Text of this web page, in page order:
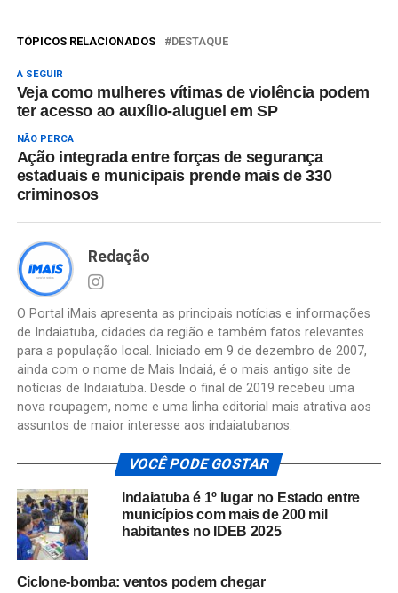
TÓPICOS RELACIONADOS DESTAQUE
A SEGUIR
Veja como mulheres vítimas de violência podem
ter acesso ao auxílio-aluguel em SP
NÃO PERCA
Ação integrada entre forças de segurança
estaduais e municipais prende mais de 330
criminosos
Redação
O Portal iMais apresenta as principais notícias e informações
de Indaiatuba, cidades da região e também fatos relevantes
para a população local. Iniciado em 9 de dezembro de 2007,
ainda com o nome de Mais Indaiá, é o mais antigo site de
notícias de Indaiatuba. Desde o final de 2019 recebeu uma
nova roupagem, nome e uma linha editorial mais atrativa aos
assuntos de maior interesse aos indaiatubanos.
VOCÊ PODE GOSTAR
Indaiatuba é 1º lugar no Estado entre
municípios com mais de 200 mil
habitantes no IDEB 2025
Ciclone-bomba: ventos podem chegar